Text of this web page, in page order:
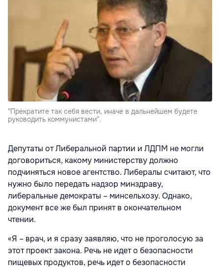
"Прекратите так себя вести, иначе в дальнейшем будете
руководить коммунистами".
Депутаты от Либеральной партии и ЛДПМ не могли
договориться, какому министерству должно
подчиняться новое агентство. Либералы считают, что
нужно было передать надзор минздраву,
либеральные демократы – минсельхозу. Однако,
документ все же был принят в окончательном
чтении.
«Я – врач, и я сразу заявляю, что не проголосую за
этот проект закона. Речь не идет о безопасности
пищевых продуктов, речь идет о безопасности